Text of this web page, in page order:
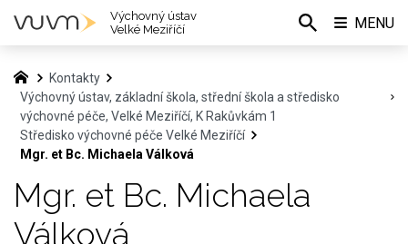
Kontakty
Výchovný ústav, základní škola, střední škola a středisko
výchovné péče, Velké Meziříčí, K Rakůvkám 1
Středisko výchovné péče Velké Meziříčí
Mgr. et Bc. Michaela Válková
Mgr. et Bc. Michaela
Válková
Výchovný ústav
Velké Meziříčí
MENU